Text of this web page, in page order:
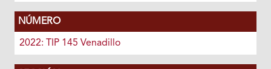
NÚMERO
2022: TIP 145 Venadillo